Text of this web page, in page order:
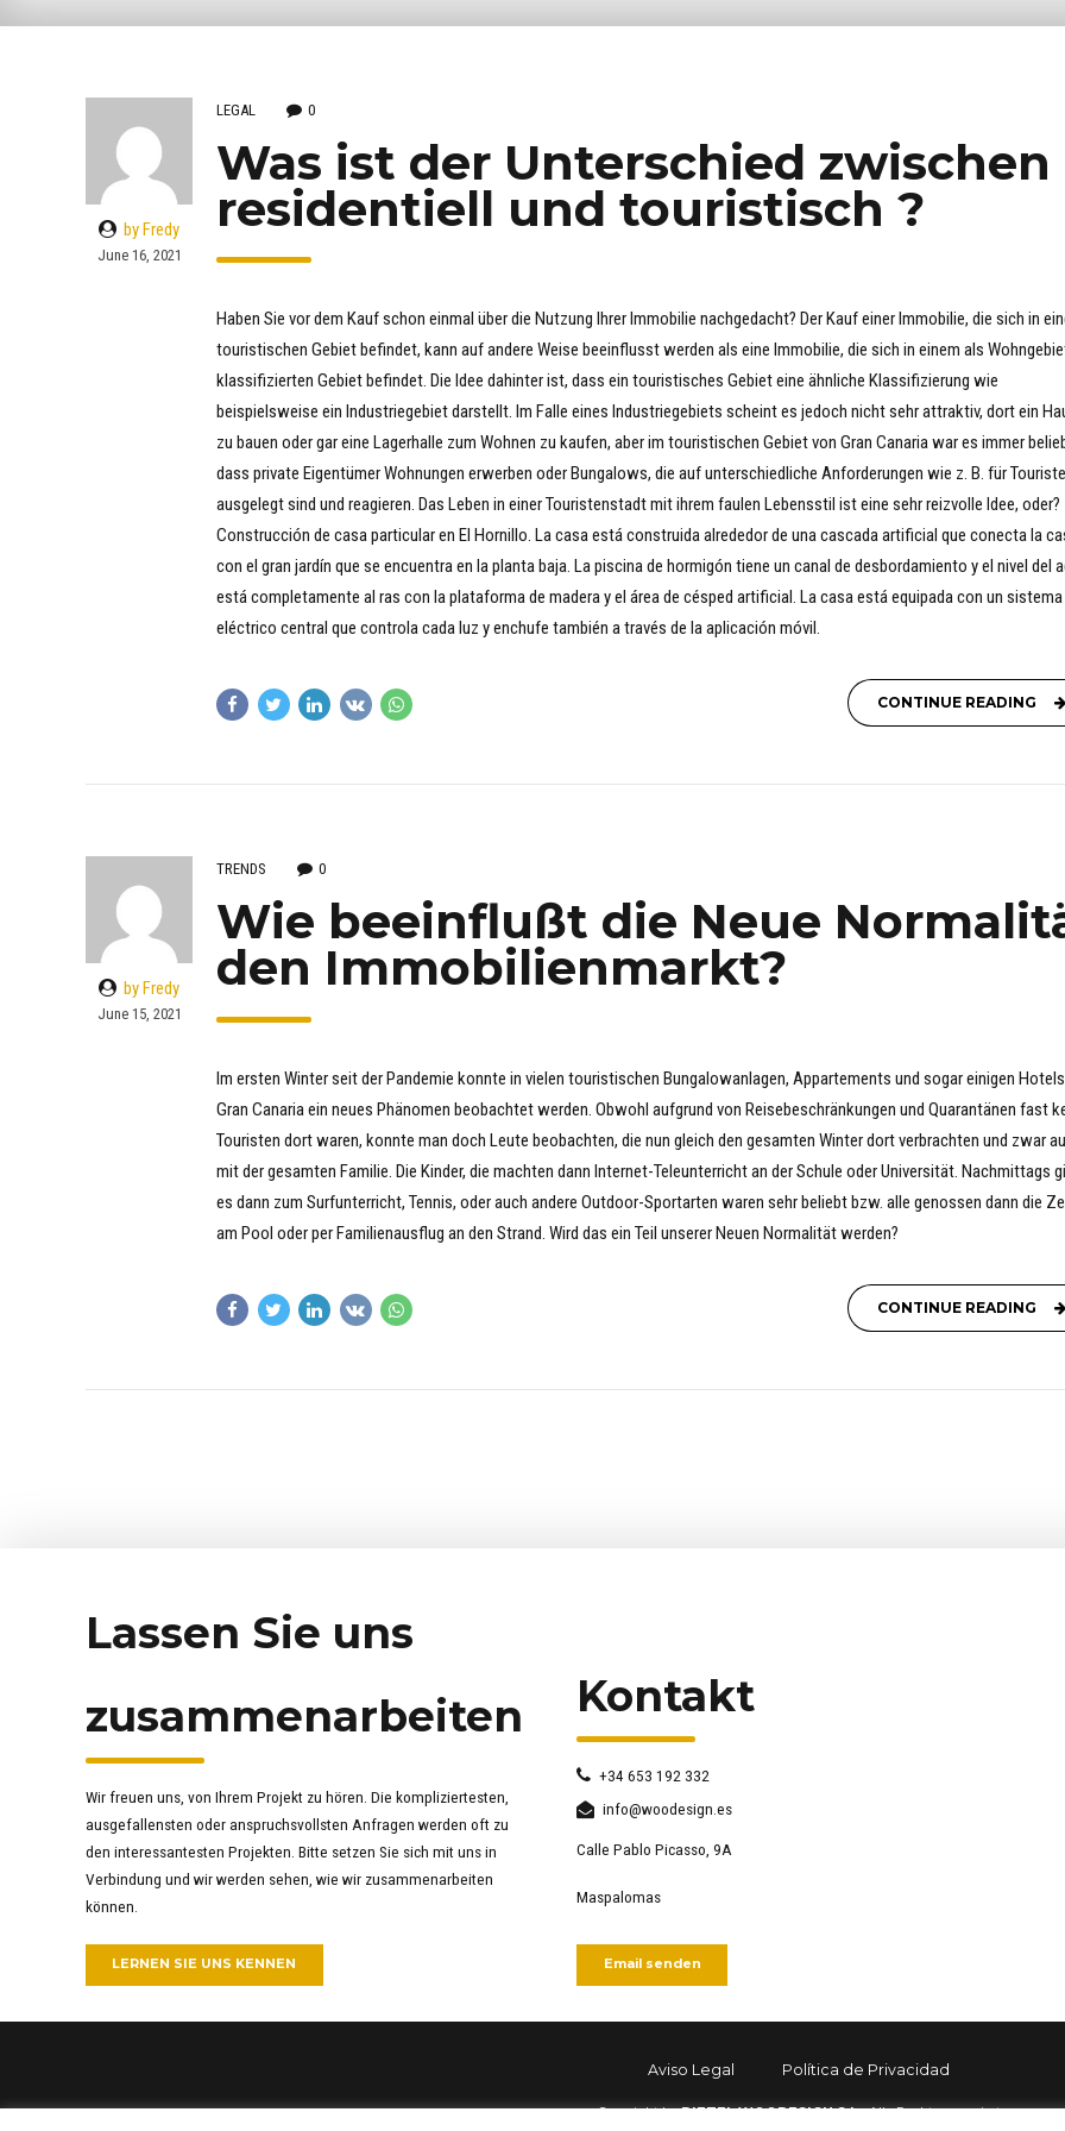
by Fredy
June 16, 2021
LEGAL 0
Was ist der Unterschied zwischen
residentiell und touristisch ?
Haben Sie vor dem Kauf schon einmal über die Nutzung Ihrer Immobilie nachgedacht? Der Kauf einer Immobilie, die sich in
touristischen Gebiet befindet, kann auf andere Weise beeinflusst werden als eine Immobilie, die sich in einem als
klassifizierten Gebiet befindet. Die Idee dahinter ist, dass ein touristisches Gebiet eine ähnliche Klassifizierung wie
beispielsweise ein Industriegebiet darstellt. Im Falle eines Industriegebiets scheint es jedoch nicht sehr attraktiv, dort ein
zu bauen oder gar eine Lagerhalle zum Wohnen zu kaufen, aber im touristischen Gebiet von Gran Canaria war es immer
dass private Eigentümer Wohnungen erwerben oder Bungalows, die auf unterschiedliche Anforderungen wie z. B. für
ausgelegt sind und reagieren. Das Leben in einer Touristenstadt mit ihrem faulen Lebensstil ist eine sehr reizvolle Idee, oder?
Construcción de casa particular en El Hornillo. La casa está construida alrededor de una cascada artificial que conecta la
con el gran jardín que se encuentra en la planta baja. La piscina de hormigón tiene un canal de desbordamiento y el nivel del
está completamente al ras con la plataforma de madera y el área de césped artificial. La casa está equipada con un sistema
eléctrico central que controla cada luz y enchufe también a través de la aplicación móvil.
CONTINUE READING
by Fredy
June 15, 2021
TRENDS 0
Wie beeinflußt die Neue
den Immobilienmarkt?
Im ersten Winter seit der Pandemie konnte in vielen touristischen Bungalowanlagen, Appartements und sogar einigen
Gran Canaria ein neues Phänomen beobachtet werden. Obwohl aufgrund von Reisebeschränkungen und Quarantänen fast
Touristen dort waren, konnte man doch Leute beobachten, die nun gleich den gesamten Winter dort verbrachten und zwar
mit der gesamten Familie. Die Kinder, die machten dann Internet-Teleunterricht an der Schule oder Universität. Nachmittags
es dann zum Surfunterricht, Tennis, oder auch andere Outdoor-Sportarten waren sehr beliebt bzw. alle genossen dann die
am Pool oder per Familienausflug an den Strand. Wird das ein Teil unserer Neuen Normalität werden?
CONTINUE READING
Lassen Sie uns
zusammenarbeiten
Wir freuen uns, von Ihrem Projekt zu hören. Die kompliziertesten,
ausgefallensten oder anspruchsvollsten Anfragen werden oft zu
den interessantesten Projekten. Bitte setzen Sie sich mit uns in
Verbindung und wir werden sehen, wie wir zusammenarbeiten
können.
LERNEN SIE UNS KENNEN
Kontakt
+34 653 192 332
info@woodesign.es
Calle Pablo Picasso, 9A
Maspalomas
Email senden
Aviso Legal Política de Privacidad
Copyright byDIETEL WOODESIGN S.L..Alle Rechte reserviert